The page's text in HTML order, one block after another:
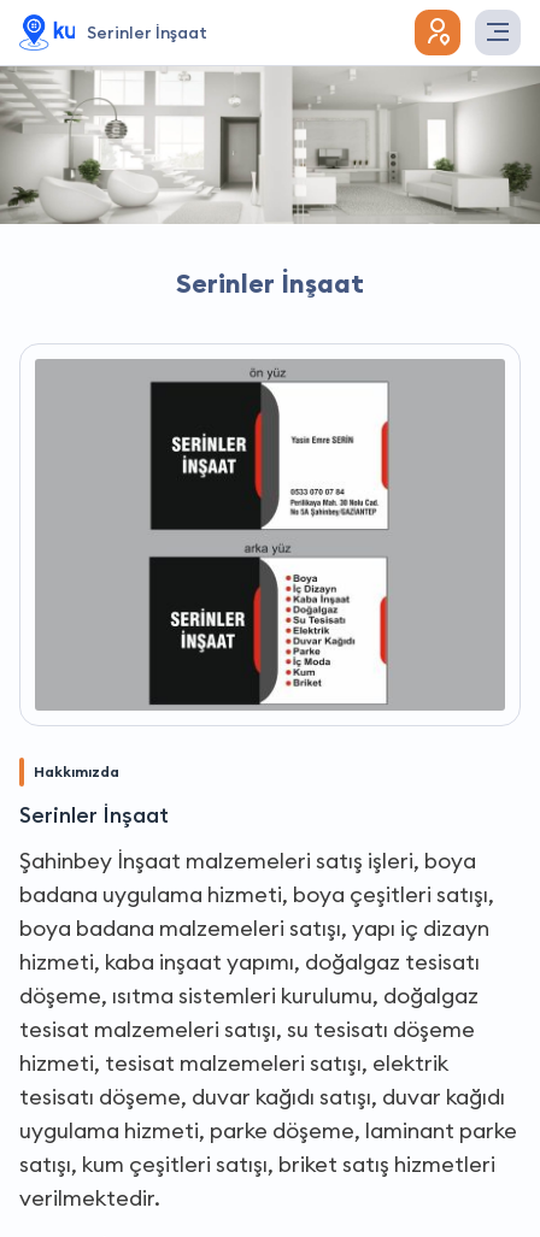
Serinler İnşaat
Serinler İnşaat
Hakkımızda
Serinler İnşaat
Şahinbey İnşaat malzemeleri satış işleri, boya
badana uygulama hizmeti, boya çeşitleri satışı,
boya badana malzemeleri satışı, yapı iç dizayn
hizmeti, kaba inşaat yapımı, doğalgaz tesisatı
döşeme, ısıtma sistemleri kurulumu, doğalgaz
tesisat malzemeleri satışı, su tesisatı döşeme
hizmeti, tesisat malzemeleri satışı, elektrik
tesisatı döşeme, duvar kağıdı satışı, duvar kağıdı
uygulama hizmeti, parke döşeme, laminant parke
satışı, kum çeşitleri satışı, briket satış hizmetleri
verilmektedir.